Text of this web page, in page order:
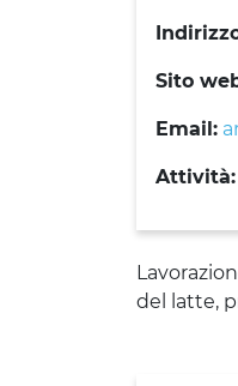
Sito
Email:
Attività:
del latte,